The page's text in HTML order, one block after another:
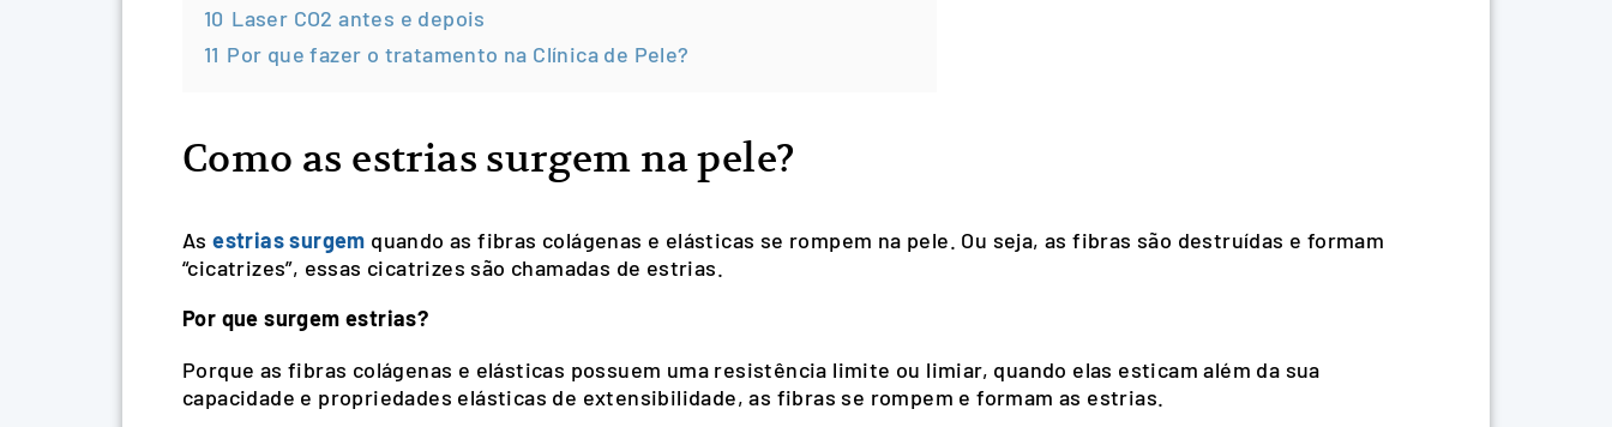
10 Laser CO2 antes e depois
11 Por que fazer o tratamento na Clínica de Pele?
Como as estrias surgem na pele?
Asestrias surgem quando as fibras colágenas e elásticas se rompem na pele. Ou seja, as fibras são destruídas e formam
“cicatrizes”, essas cicatrizes são chamadas de estrias.
Por que surgem estrias?
Porque as fibras colágenas e elásticas possuem uma resistência limite ou limiar, quando elas esticam além da sua
capacidade e propriedades elásticas de extensibilidade, as fibras se rompem e formam as estrias.